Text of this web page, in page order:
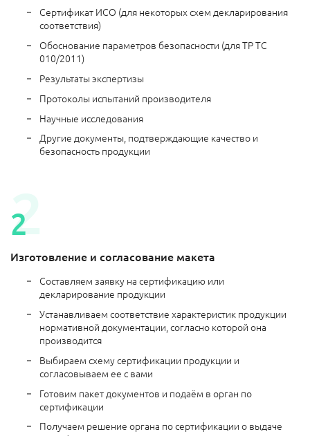
Сертификат ИСО (для некоторых схем декларирования
соответствия)
Обоснование параметров безопасности (для ТР ТС
010/2011)
Результаты экспертизы
Протоколы испытаний производителя
Научные исследования
Другие документы, подтверждающие качество и
безопасность продукции
Изготовление и согласование макета
Составляем заявку на сертификацию или
декларирование продукции
Устанавливаем соответствие характеристик продукции
нормативной документации, согласно которой она
производится
Выбираем схему сертификации продукции и
согласовываем ее с вами
Готовим пакет документов и подаём в орган по
сертификации
Получаем решение органа по сертификации о выдаче